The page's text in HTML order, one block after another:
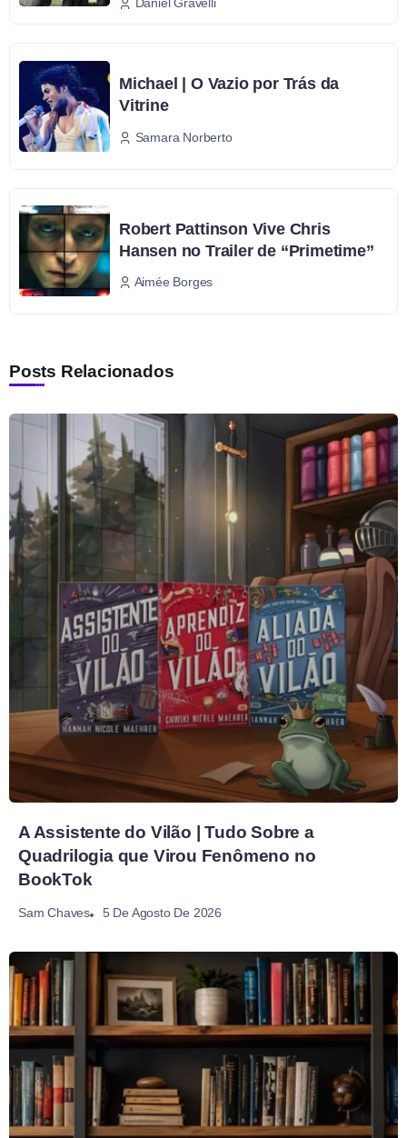
Michael | O Vazio por Trás da
Vitrine
Samara Norberto
Robert Pattinson Vive Chris
Hansen no Trailer de “Primetime”
Aimée Borges
Posts Relacionados
A Assistente do Vilão | Tudo Sobre a
Quadrilogia que Virou Fenômeno no
BookTok
Sam Chaves 5 De Agosto De 2026